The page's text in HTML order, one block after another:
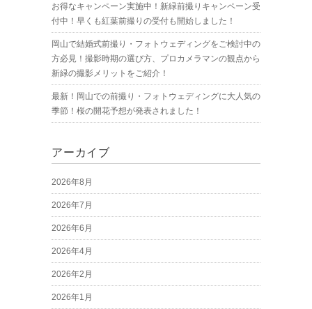
お得なキャンペーン実施中！新緑前撮りキャンペーン受
付中！早くも紅葉前撮りの受付も開始しました！
岡山で結婚式前撮り・フォトウェディングをご検討中の
方必見！撮影時期の選び方、プロカメラマンの観点から
新緑の撮影メリットをご紹介！
最新！岡山での前撮り・フォトウェディングに大人気の
季節！桜の開花予想が発表されました！
アーカイブ
2026年8月
2026年7月
2026年6月
2026年4月
2026年2月
2026年1月